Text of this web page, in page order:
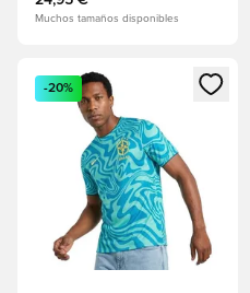
Muchos tamaños disponibles
Abre un modal para iniciar
-20%